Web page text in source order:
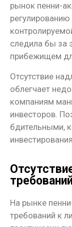
рынок пенни-
регулированию
следила бы за
прибежищем
Отсутствие
облегчает
компаниям
инвесторов.
бдительными,
На рынке
требований к